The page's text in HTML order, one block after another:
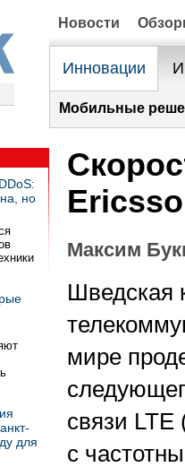
Новости
Инновации
Мобильные
но
для
Максим
Шведская
мире
связи
с